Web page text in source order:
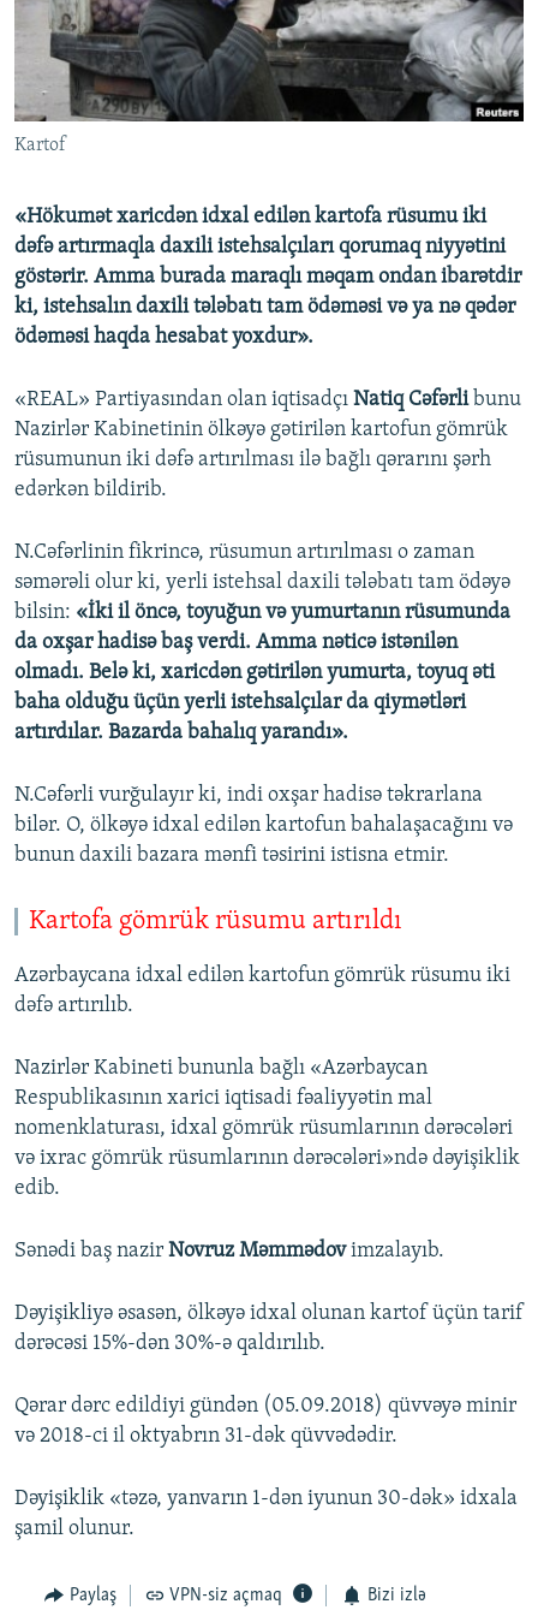
İNFOQRAFIKA
KARIKATURA
AZƏRBAYCAN ƏDƏBIYYATI KITABXANASI
İSLAM VƏ DEMOKRATIYA
İZ - MƏDƏNIYYƏT PROQRAMI
MISSIYAMIZ
PEŞƏ ETIKASI VƏ JURNALISTIKA STANDARTLARIMIZ
MATERIALLARIMIZDAN ISTIFADƏ
AZADLIQRADIOSU MOBIL TELEFONUNUZDA
XƏBƏR BÜLLETENLƏRIMIZ
BIZI IZLƏ
RFE/RL-in bütün saytları
Kartof
«Hökumət xaricdən idxal edilən kartofa rüsumu iki
dəfə artırmaqla daxili istehsalçıları qorumaq niyyətini
göstərir. Amma burada maraqlı məqam ondan ibarətdir
ki, istehsalın daxili tələbatı tam ödəməsi və ya nə qədər
ödəməsi haqda hesabat yoxdur».
«REAL» Partiyasından olan iqtisadçı Natiq Cəfərlibunu
Nazirlər Kabinetinin ölkəyə gətirilən kartofun gömrük
rüsumunun iki dəfə artırılması ilə bağlı qərarını şərh
edərkən bildirib.
N.Cəfərlinin fikrincə, rüsumun artırılması o zaman
səmərəli olur ki, yerli istehsal daxili tələbatı tam ödəyə
bilsin: «İki il öncə, toyuğun və yumurtanın rüsumunda
da oxşar hadisə baş verdi. Amma nəticə istənilən
olmadı. Belə ki, xaricdən gətirilən yumurta, toyuq əti
baha olduğu üçün yerli istehsalçılar da qiymətləri
artırdılar. Bazarda bahalıq yarandı».
N.Cəfərli vurğulayır ki, indi oxşar hadisə təkrarlana
bilər. O, ölkəyə idxal edilən kartofun bahalaşacağını və
bunun daxili bazara mənfi təsirini istisna etmir.
Kartofa gömrük rüsumu artırıldı
Azərbaycana idxal edilən kartofun gömrük rüsumu iki
dəfə artırılıb.
Nazirlər Kabineti bununla bağlı «Azərbaycan
Respublikasının xarici iqtisadi fəaliyyətin mal
nomenklaturası, idxal gömrük rüsumlarının dərəcələri
və ixrac gömrük rüsumlarının dərəcələri»ndə dəyişiklik
edib.
Sənədi baş nazir Novruz Məmmədovimzalayıb.
Dəyişikliyə əsasən, ölkəyə idxal olunan kartof üçün tarif
dərəcəsi 15%-dən 30%-ə qaldırılıb.
Qərar dərc edildiyi gündən (05.09.2018) qüvvəyə minir
və 2018-ci il oktyabrın 31-dək qüvvədədir.
Dəyişiklik «təzə, yanvarın 1-dən iyunun 30-dək» idxala
şamil olunur.
Paylaş VPN-siz açmaq Bizi izlə